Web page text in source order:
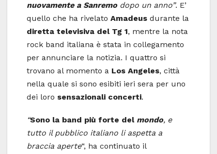
nuovamente a Sanremodopo un anno”. E’
quello che ha rivelato Amadeus durante la
diretta televisiva del Tg 1, mentre la nota
rock band italiana è stata in collegamento
per annunciare la notizia. I quattro si
trovano al momento a Los Angeles, città
nella quale si sono esibiti ieri sera per uno
dei loro sensazionali concerti.
“Sono la band più forte del mondo, e
tutto il pubblico italiano li aspetta a
braccia aperte“, ha continuato il